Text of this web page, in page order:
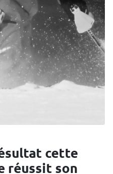
réussit son